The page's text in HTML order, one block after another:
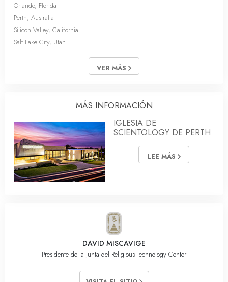
Orlando, Florida
Perth, Australia
Silicon Valley, California
Salt Lake City, Utah
VER MÁS
MÁS INFORMACIÓN
IGLESIA DE
SCIENTOLOGY DE PERTH
LEE MÁS
DAVID MISCAVIGE
Presidente de la Junta del Religious Technology Center